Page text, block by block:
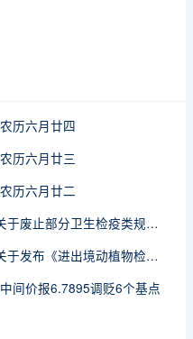
历六月廿四
历六月廿三
历六月廿二
海关总署公告2026年第112号（关于废止部分卫生检疫类规范性文件的公告）
海关总署公告2026年第111号（关于发布《进出境动植物检疫处理监督管理工作规定》《进出境卫生处理监督管理工作规定》的公告）
间价报6.7895调贬6个基点